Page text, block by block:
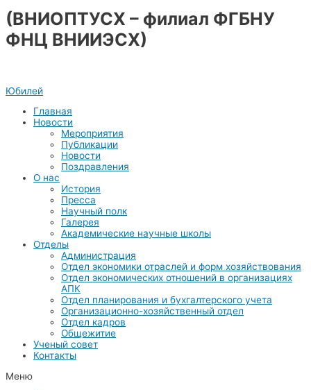
(ВНИОПТУСХ – филиал ФГБНУ
ФНЦ ВНИИЭСХ)
Юбилей
Главная
Новости
Мероприятия
Публикации
Новости
Поздравления
О нас
История
Пресса
Научный полк
Галерея
Академические научные школы
Отделы
Администрация
Отдел экономики отраслей и форм хозяйствования
Отдел экономических отношений в организациях
АПК
Отдел планирования и бухгалтерского учета
Организационно-хозяйственный отдел
Отдел кадров
Общежитие
Ученый совет
Контакты
Меню